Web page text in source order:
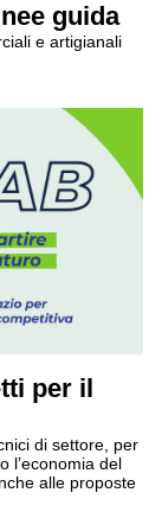
guida
e artigianali
per il
di settore, per
l’economia del
alle proposte